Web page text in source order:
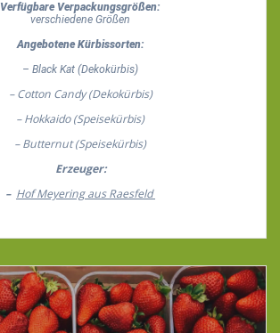
Verfügbare Verpackungsgrößen:
verschiedene Größen
Angebotene Kürbissorten:
– Black Kat (Dekokürbis)
– Cotton Candy (Dekokürbis)
– Hokkaido (Speisekürbis)
– Butternut (Speisekürbis)
Erzeuger:
– Hof Meyering aus Raesfeld